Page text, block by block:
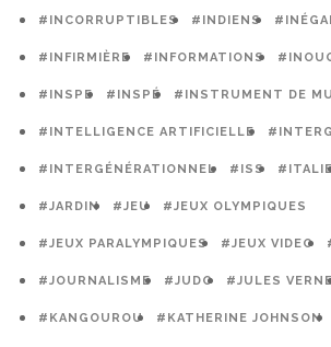
#INCORRUPTIBLES #INDIENS
#INFIRMIÈRE #INFORMATIONS
#INSPE #INSPÉ #INSTRUMENT DE
#INTELLIGENCE ARTIFICIELLE
#INTERGÉNÉRATIONNEL #ISS
#JARDIN #JEU #JEUX OLYMPIQUES
#JEUX PARALYMPIQUES #JEUX VIDEO
#JOURNALISME #JUDO #JULES
#KANGOUROU #KATHERINE JOHNSON